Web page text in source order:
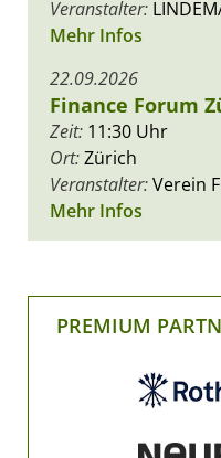
Veranstalter:
Mehr Infos
22.09.2026
Finance Forum
Zeit: 11:30 Uhr
Ort:Zürich
Veranstalter:Verein
Mehr Infos
PREMIUM